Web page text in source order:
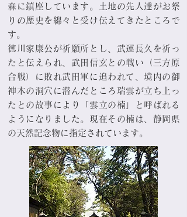
森に鎮座しています。土地の先人達がお祭
りの歴史を綿々と受け伝えてきたところで
す。
徳川家康公が祈願所とし、武運長久を祈っ
たと伝えられ、武田信玄との戦い（三方原
合戦）に敗れ武田軍に追われて、境内の御
神木の洞穴に潜んだところ瑞雲が立ち上っ
たとの故事により「雲立の楠」と呼ばれる
ようになりました。現在その楠は、静岡県
の天然記念物に指定されています。